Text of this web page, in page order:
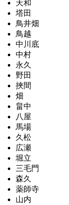
天和
塔田
鳥井畑
鳥越
中川底
中村
永久
野田
挾間
畑
畠中
八屋
馬場
久松
広瀬
堀立
三毛門
森久
薬師寺
山内